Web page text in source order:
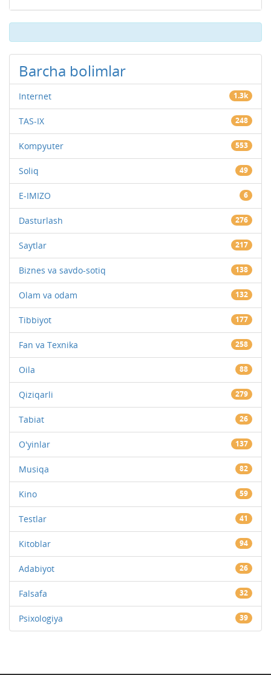
Barcha bolimlar
Internet 1.3k
TAS-IX 248
Kompyuter 553
Soliq 49
E-IMIZO 6
Dasturlash 276
Saytlar 217
Biznes va savdo-sotiq 138
Olam va odam 132
Tibbiyot 177
Fan va Texnika 258
Oila 88
Qiziqarli 279
Tabiat 26
O'yinlar 137
Musiqa 82
Kino 59
Testlar 41
Kitoblar 94
Adabiyot 26
Falsafa 32
Psixologiya 39